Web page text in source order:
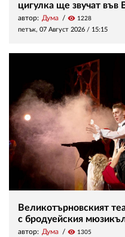
цигулка ще звучат във
автор: Дума visibility 1228
петък, 07 Август 2026 / 15:15
Великотърновският
с бродуейския
автор: Дума visibility 1305